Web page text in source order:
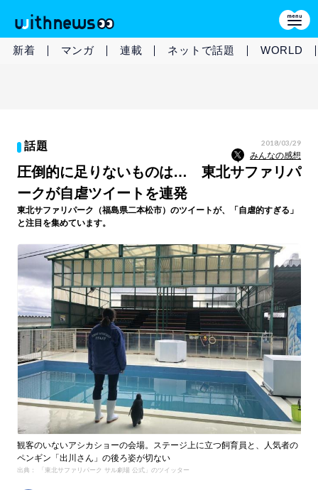
新着 マンガ 連載 ネットで話題 WORLD
話題 2018/03/29
みんなの感想
圧倒的に足りないものは… 東北サファリパ
ークが自虐ツイートを連発
東北サファリパーク（福島県二本松市）のツイートが、「自虐的すぎる」
と注目を集めています。
観客のいないアシカショーの会場。ステージ上に立つ飼育員と、人気者の
ペンギン「出川さん」の後ろ姿が切ない
出典： 「東北サファリパーク サル劇場 公式」のツイッター